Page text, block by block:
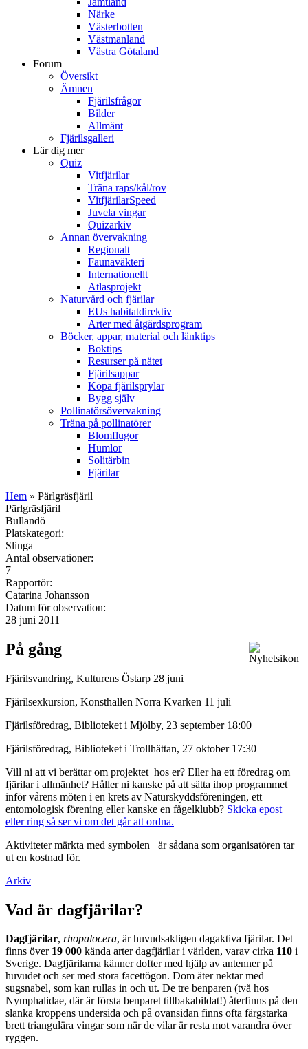
Närke
Västerbotten
Västmanland
Västra Götaland
Forum
Översikt
Ämnen
Fjärilsfrågor
Bilder
Allmänt
Fjärilsgalleri
Lär dig mer
Quiz
Vitfjärilar
Träna raps/kål/rov
VitfjärilarSpeed
Juvela vingar
Quizarkiv
Annan övervakning
Regionalt
Faunaväkteri
Internationellt
Atlasprojekt
Naturvård och fjärilar
EUs habitatdirektiv
Arter med åtgärdsprogram
Böcker, appar, material och länktips
Boktips
Resurser på nätet
Fjärilsappar
Köpa fjärilsprylar
Bygg själv
Pollinatörsövervakning
Träna på pollinatörer
Blomflugor
Humlor
Solitärbin
Fjärilar
Hem » Pärlgräsfjäril
Pärlgräsfjäril
Bullandö
Platskategori:
Slinga
Antal observationer:
7
Rapportör:
Catarina Johansson
Datum för observation:
28 juni 2011
På gång
Fjärilsvandring, Kulturens Östarp 28 juni
Fjärilsexkursion, Konsthallen Norra Kvarken 11 juli
Fjärilsföredrag, Biblioteket i Mjölby, 23 september 18:00
Fjärilsföredrag, Biblioteket i Trollhättan, 27 oktober 17:30
Vill ni att vi berättar om projektet hos er? Eller ha ett föredrag om
fjärilar i allmänhet? Håller ni kanske på att sätta ihop programmet
inför vårens möten i en krets av Naturskyddsföreningen, ett
entomologisk förening eller kanske en fågelklubb? Skicka epost
eller ring så ser vi om det går att ordna.
Aktiviteter märkta med symbolen
är sådana som organisatören tar
ut en kostnad för.
Arkiv
Vad är dagfjärilar?
Dagfjärilar, rhopalocera, är huvudsakligen dagaktiva fjärilar. Det
finns över 19 000 kända arter dagfjärilar i världen, varav cirka 110 i
Sverige. Dagfjärilarna känner dofter med hjälp av antenner på
huvudet och ser med stora facettögon. Dom äter nektar med
sugsnabel, som kan rullas in och ut. De tre benparen (två hos
Nymphalidae, där är första benparet tillbakabildat!) återfinns på den
slanka kroppens undersida och på ovansidan finns ofta färgstarka
brett triangulära vingar som när de vilar är resta mot varandra över
ryggen.